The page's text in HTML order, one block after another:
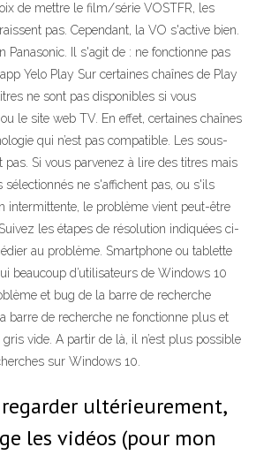
de mettre le film/série VOSTFR, les
pas. Cependant, la VO s'active bien.
Panasonic. Il s'agit de : ne fonctionne pas
Yelo Play Sur certaines chaînes de Play
ne sont pas disponibles si vous
le site web TV. En effet, certaines chaînes
qui n’est pas compatible. Les sous-
pas. Si vous parvenez à lire des titres mais
sélectionnés ne s'affichent pas, ou s'ils
intermittente, le problème vient peut-être
les étapes de résolution indiquées ci-
au problème. Smartphone ou tablette
beaucoup d’utilisateurs de Windows 10
et bug de la barre de recherche
barre de recherche ne fonctionne plus et
vide. A partir de là, il n’est plus possible
sur Windows 10.
ultérieurement,
les vidéos (pour mon